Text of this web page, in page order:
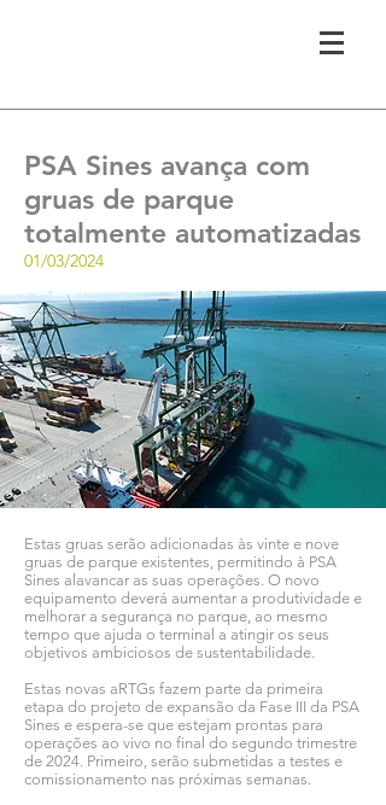
PSA Sines avança com
gruas de parque
totalmente automatizadas
01/03/2024
Estas gruas serão adicionadas às vinte e nove
gruas de parque existentes, permitindo à PSA
Sines alavancar as suas operações. O novo
equipamento deverá aumentar a produtividade e
melhorar a segurança no parque, ao mesmo
tempo que ajuda o terminal a atingir os seus
objetivos ambiciosos de sustentabilidade.
Estas novas aRTGs fazem parte da primeira
etapa do projeto de expansão da Fase III da PSA
Sines e espera-se que estejam prontas para
operações ao vivo no final do segundo trimestre
de 2024. Primeiro, serão submetidas a testes e
comissionamento nas próximas semanas.